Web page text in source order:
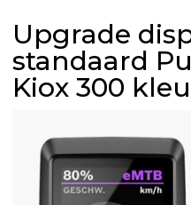
Upgrade
standaard
Kiox 300